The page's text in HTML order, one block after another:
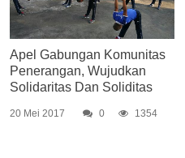
Apel Gabungan Komunitas
Penerangan, Wujudkan
Solidaritas Dan Soliditas
20 Mei 2017 0 1354